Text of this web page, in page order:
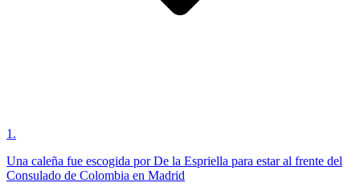
1 .
Una caleña fue escogida por De la Espriella para estar al frente del
Consulado de Colombia en Madrid